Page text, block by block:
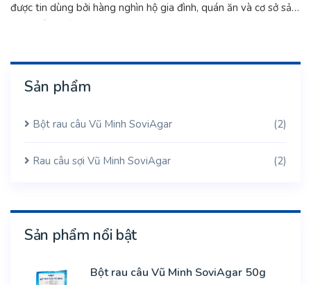
được tin dùng bởi hàng nghìn hộ gia đình, quán ăn và cơ sở sản
Sản phẩm
Bột rau câu Vũ Minh SoviAgar (2)
Rau câu sợi Vũ Minh SoviAgar (2)
Sản phẩm nổi bật
Bột rau câu Vũ Minh SoviAgar 50g